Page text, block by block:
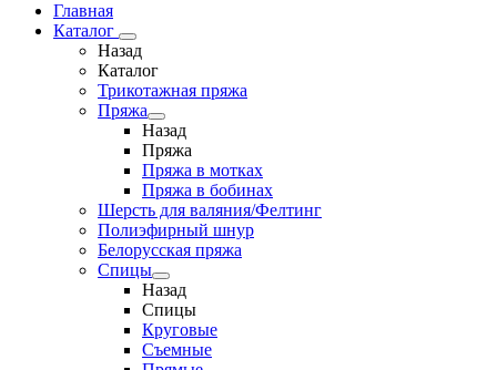
Главная
Каталог
Назад
Каталог
Трикотажная пряжа
Пряжа
Назад
Пряжа
Пряжа в мотках
Пряжа в бобинах
Шерсть для валяния/Фелтинг
Полиэфирный шнур
Белорусская пряжа
Спицы
Назад
Спицы
Круговые
Съемные